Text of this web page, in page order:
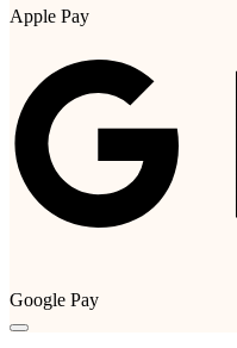
Apple Pay
Google Pay